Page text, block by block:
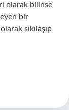
olarak bilinse
bir
sıkılaşıp